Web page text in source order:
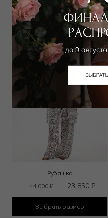
Выбрать размер
Рубашка
44 000₽ 23 850₽
Выбрать размер